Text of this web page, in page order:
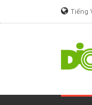
Tiếng